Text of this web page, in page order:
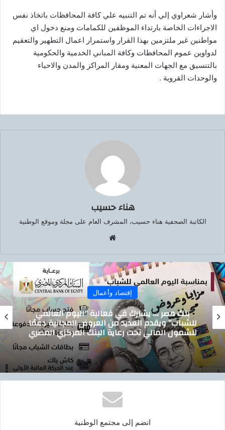
وأشار شعراوي إلي أنه تم التنبيه علي كافة المحافظات باتخاذ نفس
الاجراءات الخاصة بارتداء الموظفين للكمامات ومنع دخول اي
مواطنين غير ملتزمين بهذا القرار واستمرار اعمال التطهير والتعقيم
لدواوين عموم المحافظات وكافة المباني الخدمية والحكومية
بالتنسيق مع الجهات المعنية ومقار المراكز والمدن والاحياء
والوحدات القروية .
هناء حسيب
الكاتبة الصحفية هناء حسيب، المشرف العام على مجلة وموقع الوطنية
الوي
ب
إقتصاد وأعمال
تيسيرًا على المواطنين.. الدقهلية تدشن خدمة
توصيل أسطوانات البوتاجاز للمنازل بالتعاون مع
بوتاجاسكو
انضم إلى مجتمع الوطنية